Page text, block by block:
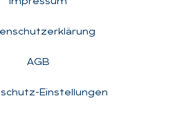
AGB
Einstellungen